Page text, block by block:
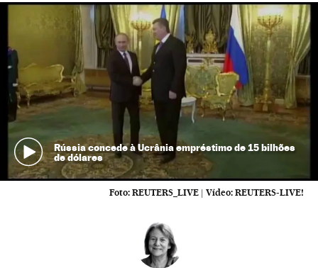
Rússia concede à Ucrânia empréstimo de 15 bilhões
de dólares
Foto: REUTERS_LIVE | Vídeo: REUTERS-LIVE!